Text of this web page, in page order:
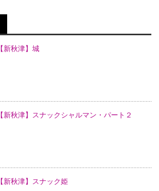
【新秋津】城
【新秋津】スナックシャルマン・パート２
【新秋津】スナック姫